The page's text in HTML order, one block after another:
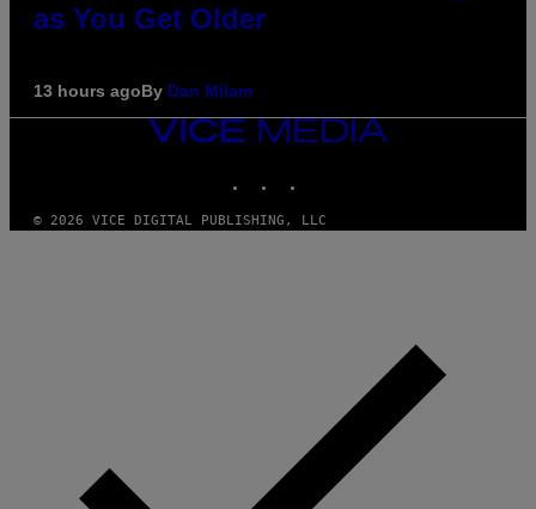
as You Get Older
13 hours agoBy Dan Milam
VICE
MEDIA
© 2026 VICE DIGITAL PUBLISHING, LLC